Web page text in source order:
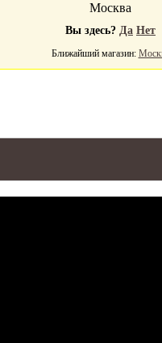
Москва
Вы здесь? Да Нет
Ближайший магазин: